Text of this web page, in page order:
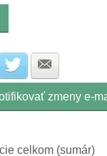
na LinkedIn
Zdielať na Pinterest
Zdielať na
zmeny e-
celkom (sumár)